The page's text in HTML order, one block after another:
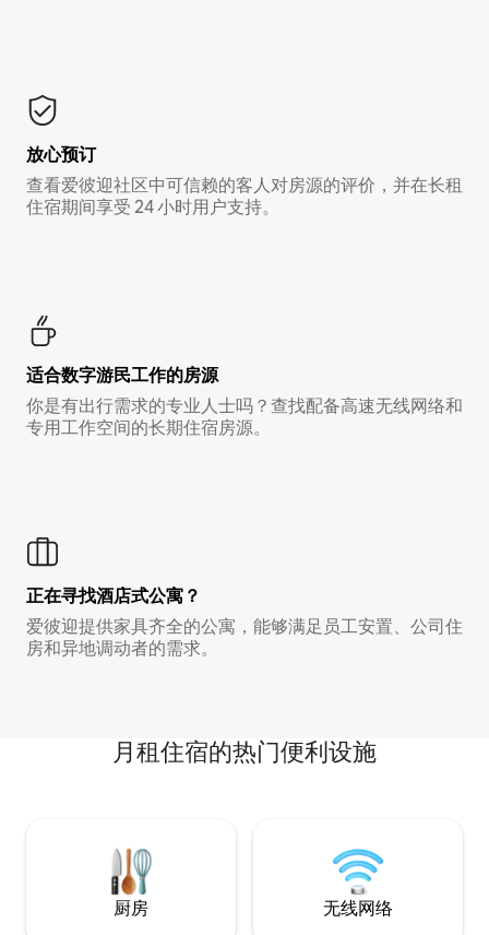
放心预订
查看爱彼迎社区中可信赖的客人对房源的评价，并在长租
住宿期间享受 24 小时用户支持。
适合数字游民工作的房源
你是有出行需求的专业人士吗？查找配备高速无线网络和
专用工作空间的长期住宿房源。
正在寻找酒店式公寓？
爱彼迎提供家具齐全的公寓，能够满足员工安置、公司住
房和异地调动者的需求。
月租住宿的热门便利设施
厨房 无线网络